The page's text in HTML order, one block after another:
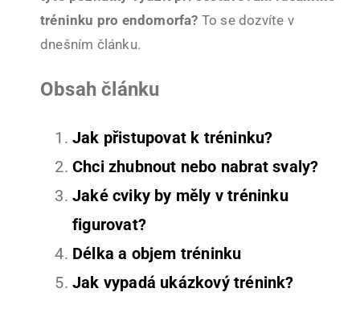
tréninku pro endomorfa? To se dozvíte v
dnešním článku.
Obsah článku
Jak přistupovat k tréninku?
Chci zhubnout nebo nabrat svaly?
Jaké cviky by měly v tréninku
figurovat?
Délka a objem tréninku
Jak vypadá ukázkový trénink?